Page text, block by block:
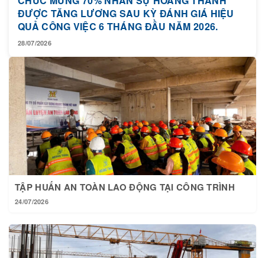
QUẢ CÔNG VIỆC 6 THÁNG ĐẦU NĂM 2026.
28/07/2026
TẬP HUẤN AN TOÀN LAO ĐỘNG TẠI CÔNG TRÌNH
24/07/2026